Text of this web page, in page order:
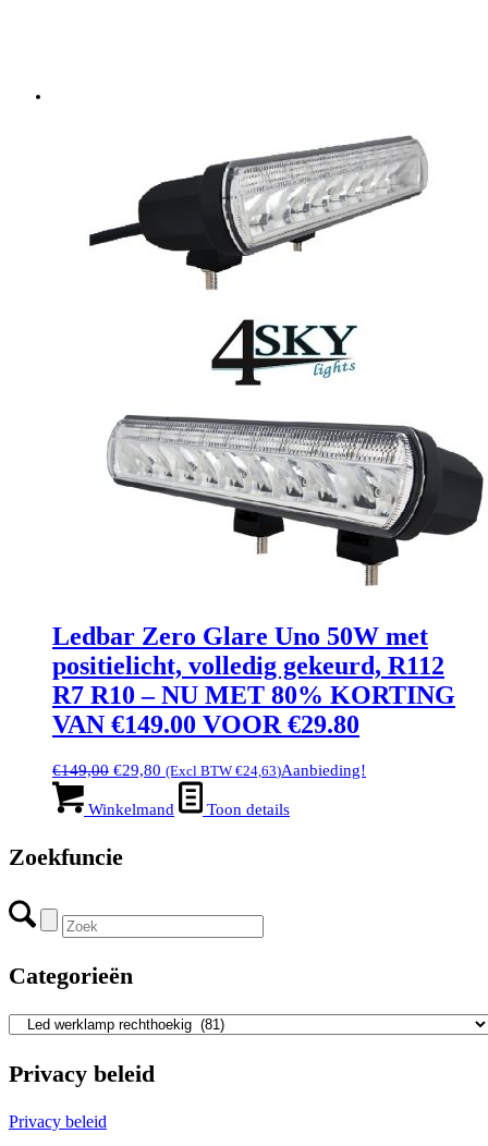
Ledbar Zero Glare Uno 50W met
positielicht, volledig gekeurd, R112
R7 R10 – NU MET 80% KORTING
VAN €149.00 VOOR €29.80
€149,00 Oorspronkelijke
was:
€29,80 Huidige
prijs
is:
(Excl BTW €24,63)Aanbieding!
Winkelmand Toon details
Zoekfuncie
Categorieën
Privacy beleid
Privacy beleid